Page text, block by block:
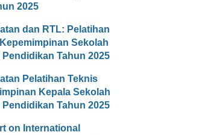
2025
dan RTL: Pelatihan
Sekolah
Tahun 2025
Pelatihan Teknis
Kepala Sekolah
Tahun 2025
on International